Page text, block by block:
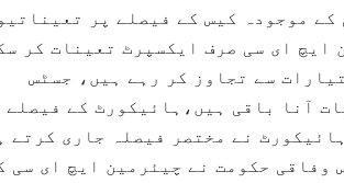
موجودہ کیس کے فیصلے پر
ایچ ای سی صرف ایکسپرٹ تعینات کر
سے تجاوز کر رہے ہیں، جسٹس
آنا باقی ہیں،ہائیکورٹ کے فیصلے
نے مختصر فیصلہ جاری کرتے
وفاقی حکومت نے چیئرمین ایچ ای سی